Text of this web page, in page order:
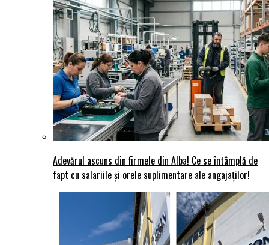
Adevărul ascuns din firmele din Alba! Ce se întâmplă de
fapt cu salariile și orele suplimentare ale angajaților!